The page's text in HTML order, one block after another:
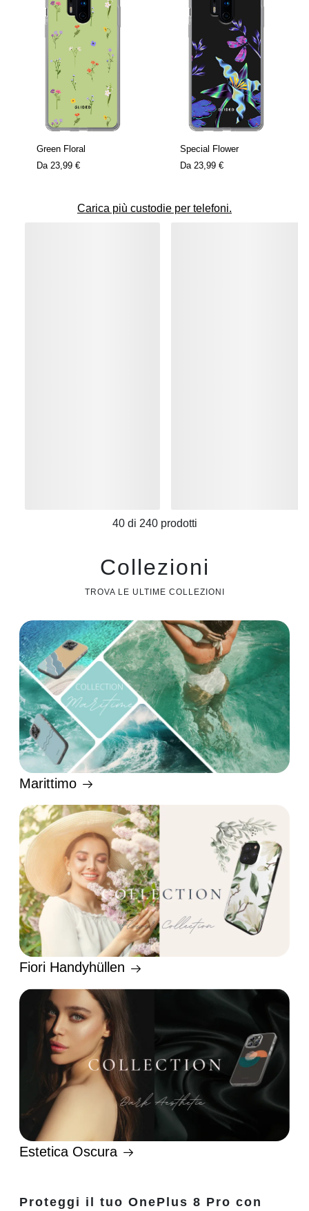
Green Floral
Da 23,99 €
Special Flower
Da 23,99 €
Carica più custodie per telefoni.
40di 240prodotti
Collezioni
TROVA LE ULTIME COLLEZIONI
Marittimo
Fiori Handyhüllen
Estetica Oscura
Proteggi il tuo OnePlus 8 Pro con